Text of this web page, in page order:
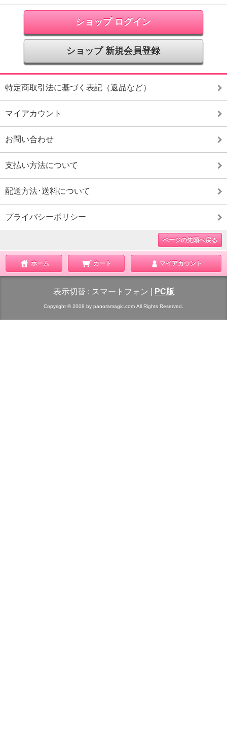
ショップ ログイン
ショップ 新規会員登録
特定商取引法に基づく表記（返品など）
マイアカウント
お問い合わせ
支払い方法について
配送方法･送料について
プライバシーポリシー
ページの先頭へ戻る
ホーム カート マイアカウント
表示切替 : スマートフォン PC版
Copyright © 2008 by panoramagic.com All Rights Reserved.